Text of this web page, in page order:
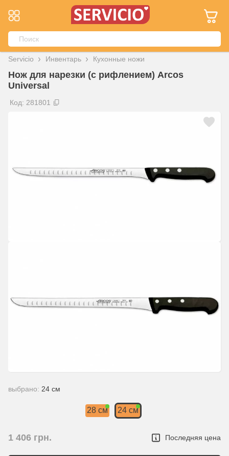
Servicio Инвентарь Кухонные ножи
Нож для нарезки (с рифлением) Arcos
Universal
Код: 281801
28 см 24 см
выбрано: 24 см
1 406 грн. Последняя цена